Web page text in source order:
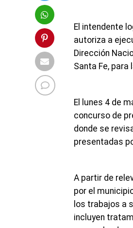
El intendente
autoriza a
Dirección
Santa Fe,
El lunes 4 de
concurso de
donde se
presentadas
A partir de
por el
los trabajos a
incluyen